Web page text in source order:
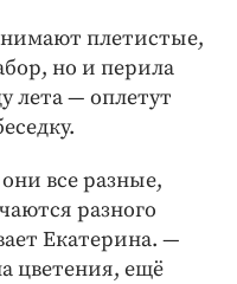
плетистые,
но и перила
лета — оплетут
все разные,
разного
Екатерина. —
цветения, ещё